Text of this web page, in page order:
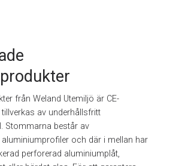
från Weland Utemiljö är CE-
av underhållsfritt
Stommarna består av
aluminiumprofiler och där i mellan har
perforerad aluminiumplåt,